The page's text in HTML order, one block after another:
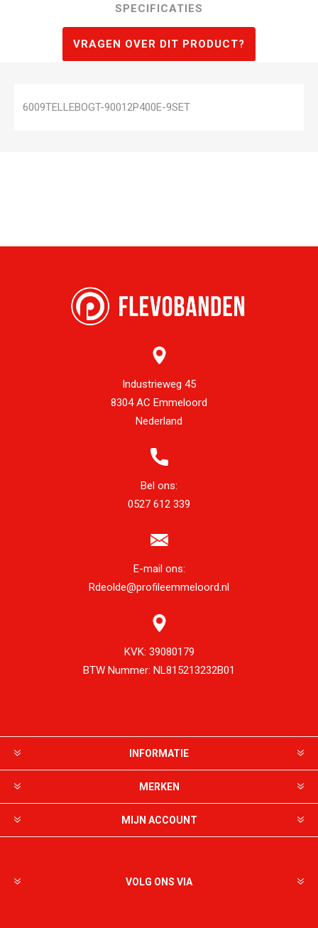
SPECIFICATIES
VRAGEN OVER DIT PRODUCT?
6009TELLEBOGT-90012P400E-9SET
Industrieweg 45
8304 AC Emmeloord
Nederland
Bel ons:
0527 612 339
E-mail ons:
Rdeolde@profileemmeloord.nl
KVK: 39080179
BTW Nummer: NL815213232B01
INFORMATIE
MERKEN
MIJN ACCOUNT
VOLG ONS VIA